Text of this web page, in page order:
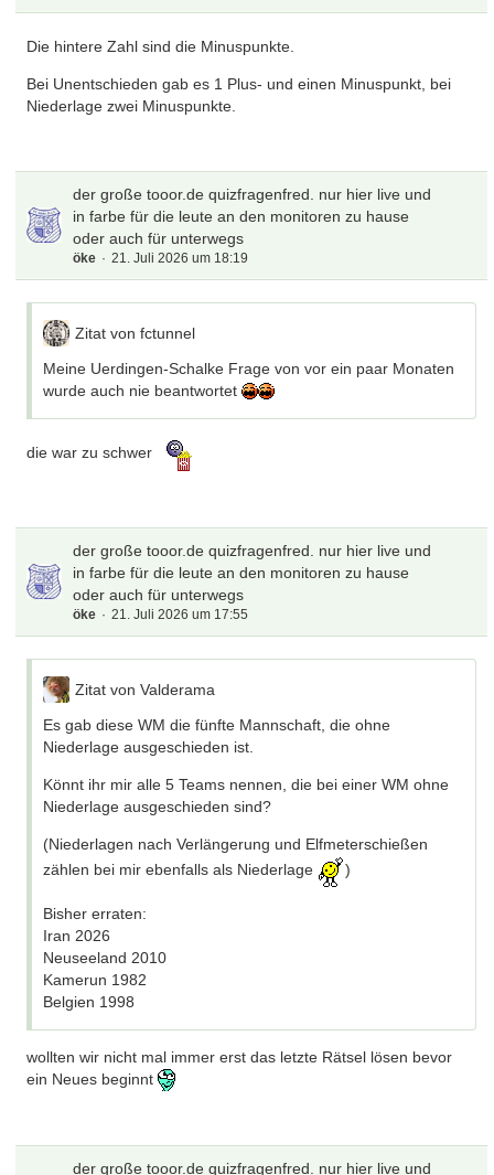
Die hintere Zahl sind die Minuspunkte.
Bei Unentschieden gab es 1 Plus- und einen Minuspunkt, bei
Niederlage zwei Minuspunkte.
der große tooor.de quizfragenfred. nur hier live und
in farbe für die leute an den monitoren zu hause
oder auch für unterwegs
öke 21. Juli 2026 um 18:19
Zitat von fctunnel
Meine Uerdingen-Schalke Frage von vor ein paar Monaten
wurde auch nie beantwortet
die war zu schwer
der große tooor.de quizfragenfred. nur hier live und
in farbe für die leute an den monitoren zu hause
oder auch für unterwegs
öke 21. Juli 2026 um 17:55
Zitat von Valderama
Es gab diese WM die fünfte Mannschaft, die ohne
Niederlage ausgeschieden ist.
Könnt ihr mir alle 5 Teams nennen, die bei einer WM ohne
Niederlage ausgeschieden sind?
(Niederlagen nach Verlängerung und Elfmeterschießen
zählen bei mir ebenfalls als Niederlage
)
Bisher erraten:
Iran 2026
Neuseeland 2010
Kamerun 1982
Belgien 1998
wollten wir nicht mal immer erst das letzte Rätsel lösen bevor
ein Neues beginnt
der große tooor.de quizfragenfred. nur hier live und